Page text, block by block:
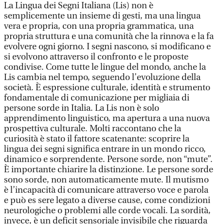
La Lingua dei Segni Italiana (Lis) non è
semplicemente un insieme di gesti, ma una lingua
vera e propria, con una propria grammatica, una
propria struttura e una comunità che la rinnova e la fa
evolvere ogni giorno. I segni nascono, si modificano e
si evolvono attraverso il confronto e le proposte
condivise. Come tutte le lingue del mondo, anche la
Lis cambia nel tempo, seguendo l’evoluzione della
società. È espressione culturale, identità e strumento
fondamentale di comunicazione per migliaia di
persone sorde in Italia. La Lis non è solo
apprendimento linguistico, ma apertura a una nuova
prospettiva culturale. Molti raccontano che la
curiosità è stato il fattore scatenante: scoprire la
lingua dei segni significa entrare in un mondo ricco,
dinamico e sorprendente. Persone sorde, non “mute”.
È importante chiarire la distinzione. Le persone sorde
sono sorde, non automaticamente mute. Il mutismo
è l’incapacità di comunicare attraverso voce e parola
e può es sere legato a diverse cause, come condizioni
neurologiche o problemi alle corde vocali. La sordità,
invece, è un deficit sensoriale invisibile che riguarda